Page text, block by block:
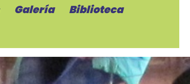
Galería
Biblioteca